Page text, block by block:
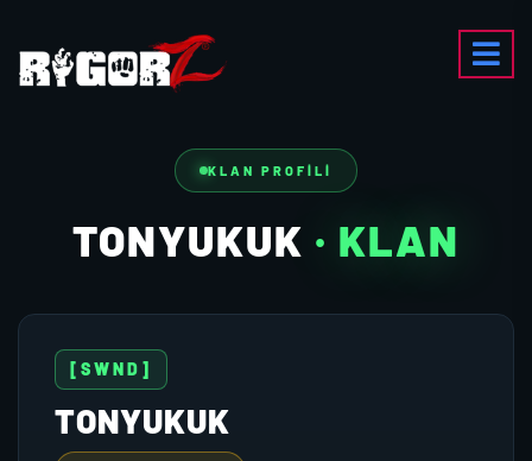
KLAN PROFILI
TONYUKUK · KLAN
[SWND]
TONYUKUK